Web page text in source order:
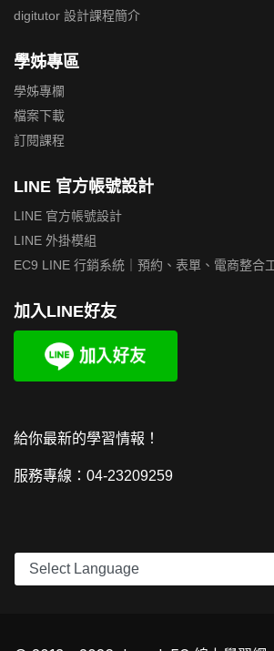
digitutor 設計課程簡介
學姊專區
學姊專欄
檔案下載
訂閱課程
LINE 官方帳號設計
LINE 官方帳號設計
LINE 外掛模組
EC9 LINE 行銷系統｜預約、表單、電商整合
加入LINE好友
給你最新的學習情報！
服務專線：04-23209259